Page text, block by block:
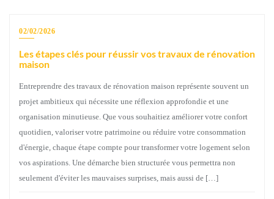
02/02/2026
Les étapes clés pour réussir vos travaux de rénovation
maison
Entreprendre des travaux de rénovation maison représente souvent un
projet ambitieux qui nécessite une réflexion approfondie et une
organisation minutieuse. Que vous souhaitiez améliorer votre confort
quotidien, valoriser votre patrimoine ou réduire votre consommation
d'énergie, chaque étape compte pour transformer votre logement selon
vos aspirations. Une démarche bien structurée vous permettra non
seulement d'éviter les mauvaises surprises, mais aussi de […]